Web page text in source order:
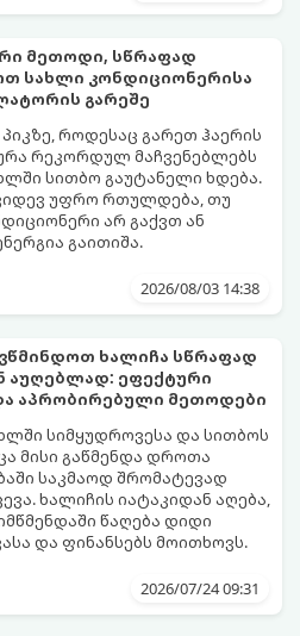
მეთოდი, სწრაფად
სახლი კონდიციონერისა
გარეშე
როდესაც გარეთ ჰაერის
რეკორდულ მაჩვენებლებს
სითბო გაუტანელი ხდება.
უფრო რთულდება, თუ
არ გაქვთ ან
გაითიშა.
გამოცდილი ყოფითი ხრიკები,
სიგრილე სპეციალური
10 საუკეთესო და
მეთოდს:
2026/08/03 14:38
ხალიჩა სწრაფად
აუღებლად: ეფექტური
აპრობირებული მეთოდები
სიმყუდროვესა და სითბოს
მისი გაწმენდა დროთა
საკმაოდ შრომატევად
ხალიჩის იატაკიდან აღება,
წაღება დიდი
და ფინანსებს მოითხოვს.
ბიუჯეტური და აპრობირებული
2026/07/24 09:31